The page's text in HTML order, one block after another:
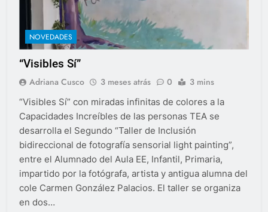
NOVEDADES
“Visibles Sí”
Adriana Cusco 3 meses atrás 0 3 mins
“Visibles Sí” con miradas infinitas de colores a la
Capacidades Increíbles de las personas TEA se
desarrolla el Segundo “Taller de Inclusión
bidireccional de fotografía sensorial light painting”,
entre el Alumnado del Aula EE, Infantil, Primaria,
impartido por la fotógrafa, artista y antigua alumna del
cole Carmen González Palacios. El taller se organiza
en dos…